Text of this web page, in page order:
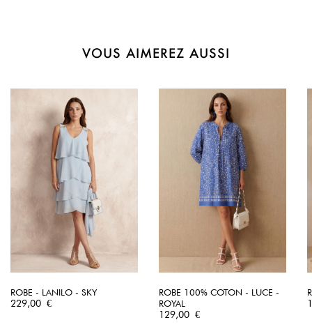
VOUS AIMEREZ AUSSI
ROBE - LANILO - SKY
Prix
229,00 €
ROBE 100% COTON - LUCE -
ROYAL
Prix
129,00 €